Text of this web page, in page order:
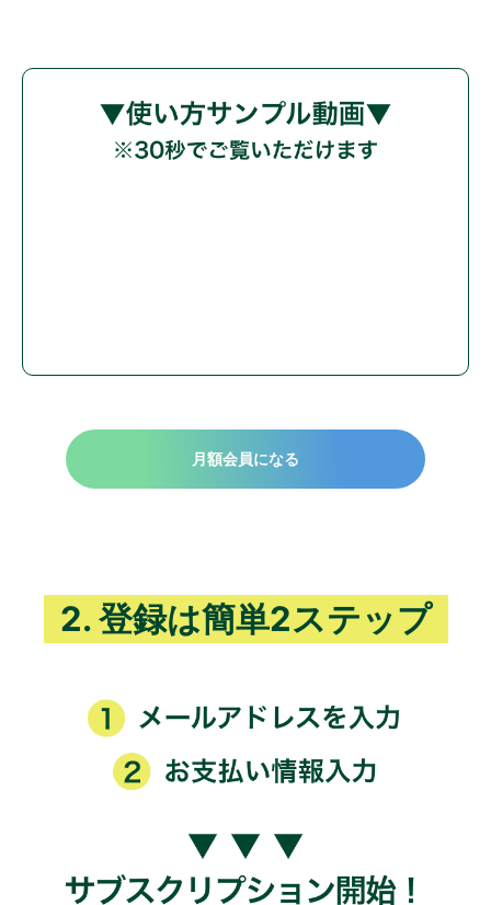
月額会員になる
2. 登録は簡単2ステップ